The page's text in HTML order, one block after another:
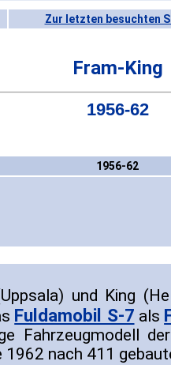
Zur letzten besuchten
Fram-King
1956-62
1956-62
und King
Fuldamobil S-7 als
Fahrzeugmodell
nach 411